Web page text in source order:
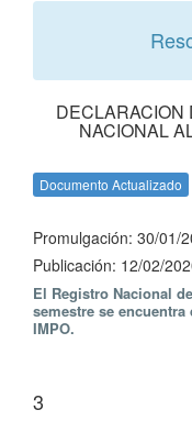
DECLARACION
NACIONAL
Documento Actualizado
Promulgación: 30/01/
Publicación: 12/02/
El Registro Nacional
semestre se
IMPO.
3